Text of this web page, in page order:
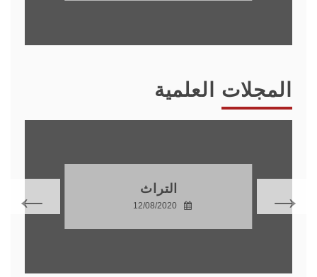
المجلات العلمية
التراث
12/08/2020